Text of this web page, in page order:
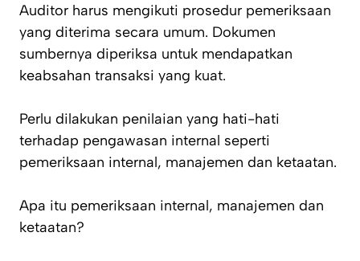
Auditor harus mengikuti prosedur pemeriksaan
yang diterima secara umum. Dokumen
sumbernya diperiksa untuk mendapatkan
keabsahan transaksi yang kuat.
Perlu dilakukan penilaian yang hati-hati
terhadap pengawasan internal seperti
pemeriksaan internal, manajemen dan ketaatan.
Apa itu pemeriksaan internal, manajemen dan
ketaatan?